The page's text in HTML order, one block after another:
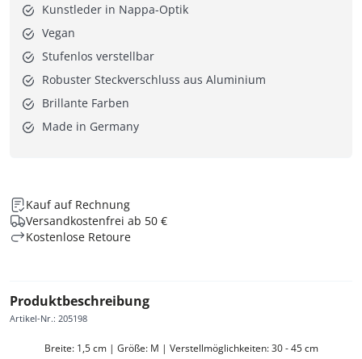
Kunstleder in Nappa-Optik
Vegan
Stufenlos verstellbar
Robuster Steckverschluss aus Aluminium
Brillante Farben
Made in Germany
Kauf auf Rechnung
Versandkostenfrei ab 50 €
Kostenlose Retoure
Produktbeschreibung
Artikel-Nr.: 205198
Breite: 1,5 cm | Größe: M | Verstellmöglichkeiten: 30 - 45 cm